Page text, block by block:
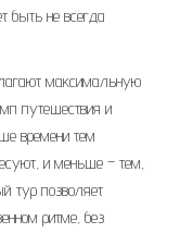
быть не всегда
максимальную
путешествия и
времени тем
и меньше – тем,
тур позволяет
ритме, без